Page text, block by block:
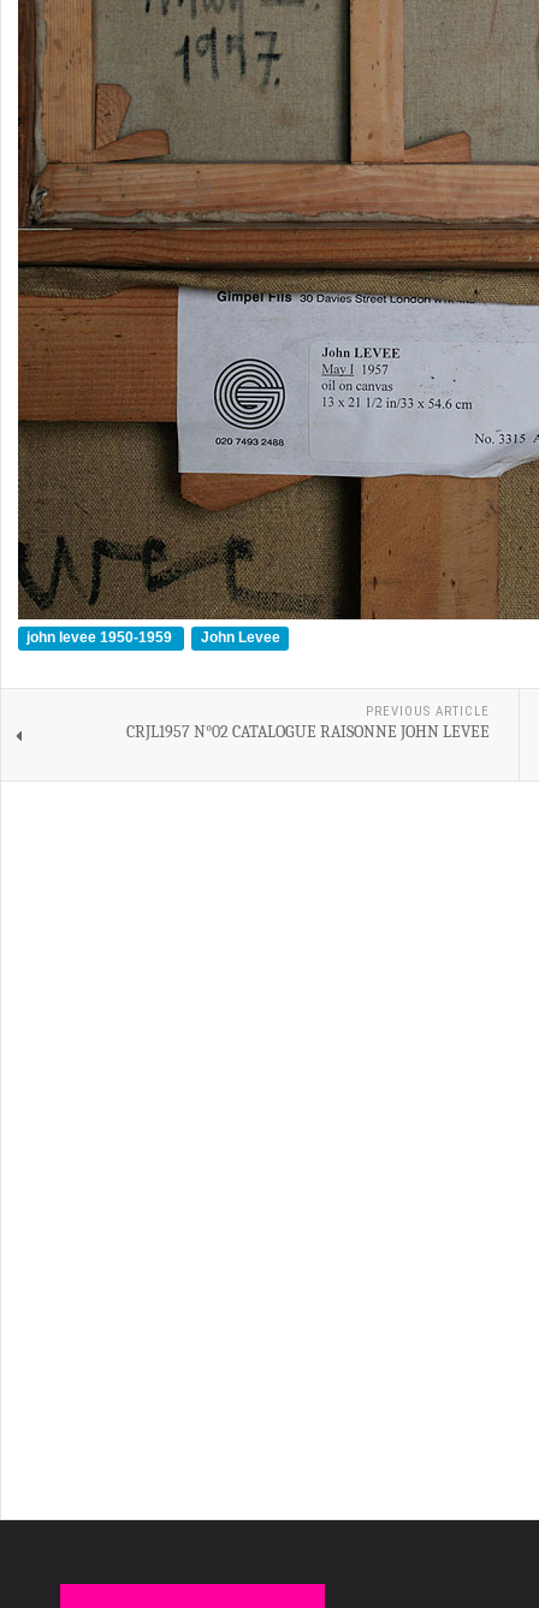
john levee 1950-1959 John Levee
PREVIOUS ARTICLE
CRJL1957 N°02 CATALOGUE RAISONNE JOHN LEVEE